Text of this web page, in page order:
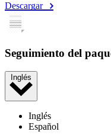
Descargar
Seguimiento del
Inglés
Inglés
Español